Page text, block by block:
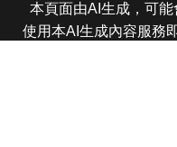
本頁面由AI生成，可能
使用本AI生成內容服務